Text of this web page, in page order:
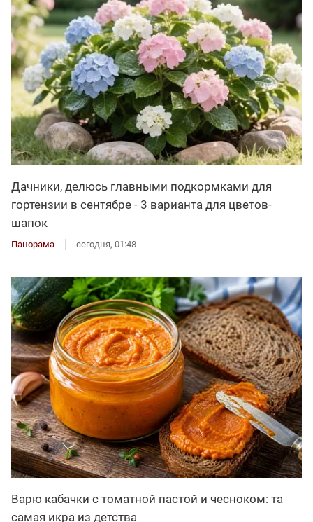
Дачники, делюсь главными подкормками для
гортензии в сентябре - 3 варианта для цветов-
шапок
Панорама сегодня, 01:48
Варю кабачки с томатной пастой и чесноком: та
самая икра из детства